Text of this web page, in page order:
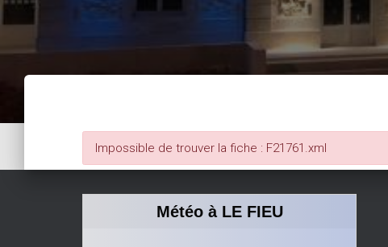
Impossible de trouver la fiche : F21761.xml
Météo à LE FIEU